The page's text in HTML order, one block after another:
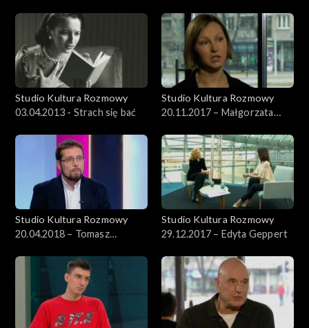
Studio Kultura Rozmowy
03.04.2013 - Strach się bać
Studio Kultura Rozmowy
20.11.2017 – Małgorzata
Studio Kultura Rozmowy
20.04.2018 – Tomasz
Studio Kultura Rozmowy
29.12.2017 – Edyta Geppert